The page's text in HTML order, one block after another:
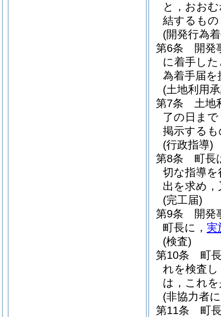
と，おお
結するも
(開発行為
第6条
開発
に着手し
為着手届
(土地利用
第7条
土地
了の日ま
掲示する
(行政指導)
第8条
町長
切な指導
出を求め
(完工届)
第9条
開発
町長に， 実
(検査)
第10条
町
れを検査
は，これ
(非協力者
第11条
町